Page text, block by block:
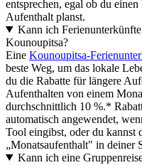
entsprechen, egal ob du
Aufenthalt planst.
Kann ich
Kounoupitsa?
Eine Kounoupitsa-
beste Weg, um das lokale
du die Rabatte für längere
Aufenthalten von einem
durchschnittlich 10 %.*
automatisch angewendet,
Tool eingibst, oder du kannst
„Monatsaufenthalt" in deiner
Kann ich eine